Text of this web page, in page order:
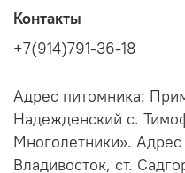
Контакты
+7(914)791-36-18
Адрес питомника:
Надежденский с.
Многолетники».
Владивосток, ст.